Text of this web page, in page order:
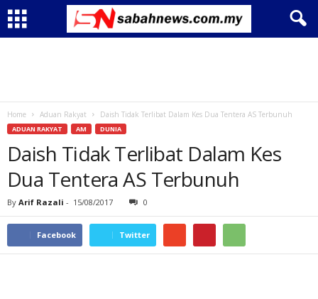
Home Aduan Rakyat Daish Tidak Terlibat Dalam Kes Dua Tentera AS Terbunuh
ADUAN RAKYAT AM DUNIA
Daish Tidak Terlibat Dalam Kes
Dua Tentera AS Terbunuh
By Arif Razali - 15/08/2017 0
Facebook Twitter